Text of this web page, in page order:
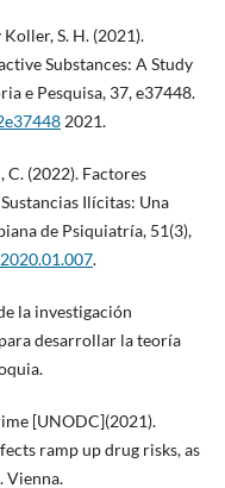
Koller, S. H. (2021).
Substances: A Study
e Pesquisa, 37, e37448.
2021.
C. (2022). Factores
Ilícitas: Una
de Psiquiatría, 51(3),
.
la investigación
desarrollar la teoría
[UNODC](2021).
ramp up drug risks, as
Vienna.